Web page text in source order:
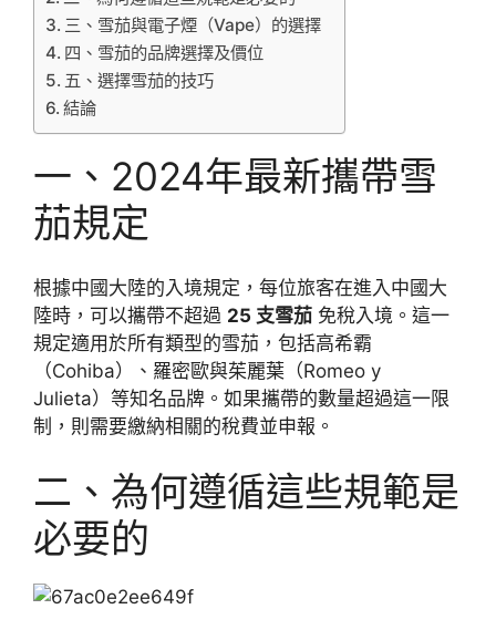
三、雪茄與電子煙（Vape）的選擇
四、雪茄的品牌選擇及價位
五、選擇雪茄的技巧
結論
一、2024年最新攜帶雪
茄規定
根據中國大陸的入境規定，每位旅客在進入中國大
陸時，可以攜帶不超過 25 支雪茄 免稅入境。這一
規定適用於所有類型的雪茄，包括高希霸
（Cohiba）、羅密歐與茱麗葉（Romeo y
Julieta）等知名品牌。如果攜帶的數量超過這一限
制，則需要繳納相關的稅費並申報。
二、為何遵循這些規範是
必要的